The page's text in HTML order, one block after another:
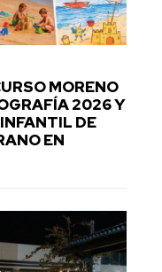
MORENO
2026 Y
DE
EN